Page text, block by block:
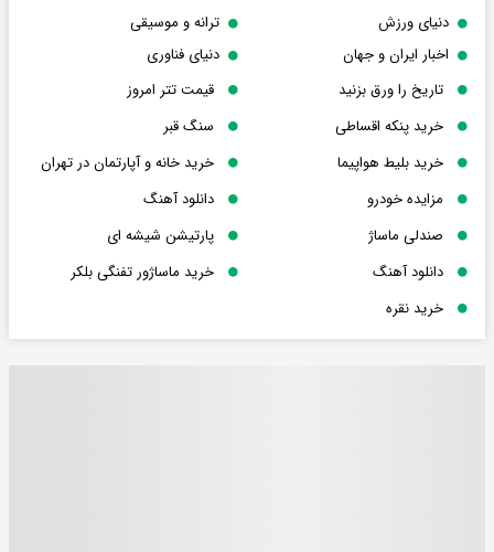
دنیای ورزش
ترانه و موسیقی
اخبار ایران و جهان
دنیای فناوری
تاریخ را ورق بزنید
قیمت تتر امروز
خرید پنکه اقساطی
سنگ قبر
خرید بلیط هواپیما
خرید خانه و آپارتمان در تهران
مزایده خودرو
دانلود آهنگ
صندلی ماساژ
پارتیشن شیشه ای
دانلود آهنگ
خرید ماساژور تفنگی بلکر
خرید نقره